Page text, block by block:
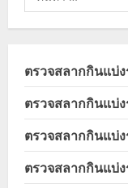
สำหรับ:
ตรวจสลากกินแบ่
ตรวจสลากกินแบ่
ตรวจสลากกินแบ่
ตรวจสลากกินแบ่